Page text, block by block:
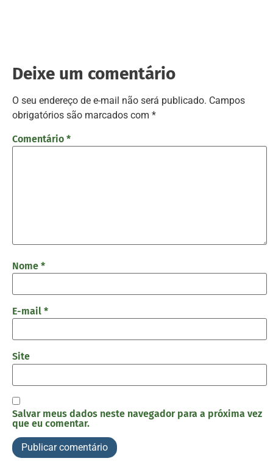
Deixe um comentário
O seu endereço de e-mail não será publicado. Campos
obrigatórios são marcados com *
Comentário *
Nome *
E-mail *
Site
Salvar meus dados neste navegador para a próxima vez
que eu comentar.